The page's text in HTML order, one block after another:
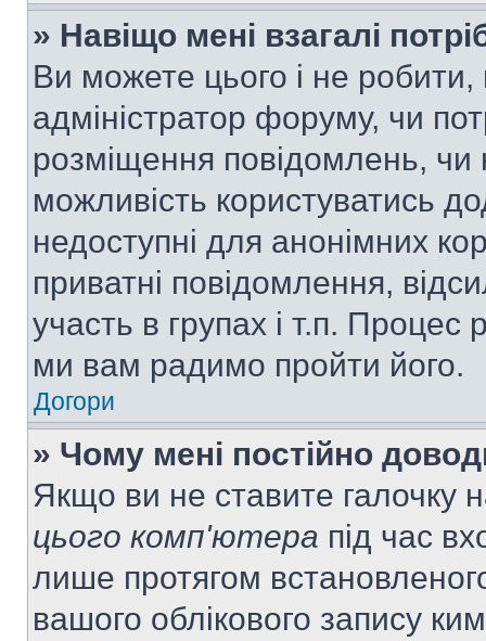
» Навіщо мені взагалі
Ви можете цього і не робити,
адміністратор форуму, чи
розміщення повідомлень, чи
можливість користуватись
недоступні для анонімних
приватні повідомлення,
участь в групах і т.п. Процес
ми вам радимо пройти його.
Догори
» Чому мені постійно
Якщо ви не ставите галочку
цього комп'ютера під час
лише протягом
вашого облікового запису